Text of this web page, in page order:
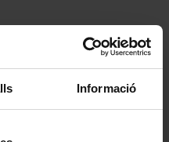
Informació